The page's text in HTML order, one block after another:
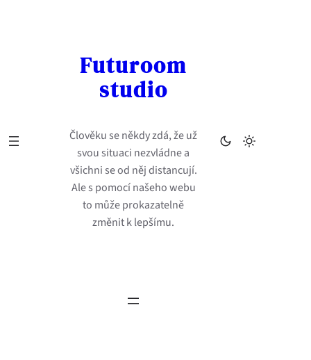
Futuroom
studio
Člověku se někdy zdá, že už
svou situaci nezvládne a
všichni se od něj distancují.
Ale s pomocí našeho webu
to může prokazatelně
změnit k lepšímu.